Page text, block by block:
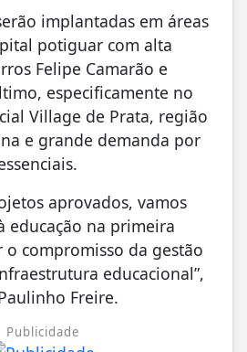
implantadas em áreas
potiguar com alta
Felipe Camarão e
especificamente no
Village de Prata, região
e grande demanda por
aprovados, vamos
educação na primeira
compromisso da gestão
educacional”,
Freire.
Publicidade